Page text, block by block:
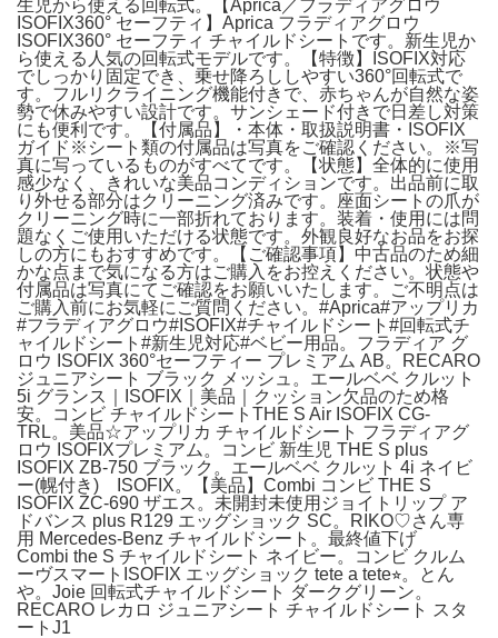
生児から使える回転式。【Aprica／フラディアグロウ
ISOFIX360° セーフティ】Aprica フラディアグロウ
ISOFIX360° セーフティ チャイルドシートです。新生児か
ら使える人気の回転式モデルです。【特徴】ISOFIX対応
でしっかり固定でき、乗せ降ろししやすい360°回転式で
す。フルリクライニング機能付きで、赤ちゃんが自然な姿
勢で休みやすい設計です。サンシェード付きで日差し対策
にも便利です。【付属品】・本体・取扱説明書・ISOFIX
ガイド※シート類の付属品は写真をご確認ください。※写
真に写っているものがすべてです。【状態】全体的に使用
感少なく、きれいな美品コンディションです。出品前に取
り外せる部分はクリーニング済みです。座面シートの爪が
クリーニング時に一部折れております。装着・使用には問
題なくご使用いただける状態です。外観良好なお品をお探
しの方にもおすすめです。【ご確認事項】中古品のため細
かな点まで気になる方はご購入をお控えください。状態や
付属品は写真にてご確認をお願いいたします。ご不明点は
ご購入前にお気軽にご質問ください。#Aprica#アップリカ
#フラディアグロウ#ISOFIX#チャイルドシート#回転式チ
ャイルドシート#新生児対応#ベビー用品。フラディア グ
ロウ ISOFIX 360°セーフティー プレミアム AB。RECARO
ジュニアシート ブラック メッシュ。エールベベ クルット
5i グランス｜ISOFIX｜美品｜クッション欠品のため格
安。コンビ チャイルドシートTHE S Air ISOFIX CG-
TRL。美品☆アップリカ チャイルドシート フラディアグ
ロウ ISOFIXプレミアム。​コンビ 新生児 THE S plus
ISOFIX ZB-750 ブラック。エールベベ クルット 4i ネイビ
ー(幌付き) ISOFIX。【美品】Combi コンビ THE S
ISOFIX ZC-690 ザエス。未開封未使用ジョイトリップ ア
ドバンス plus R129 エッグショック SC。RIKO♡さん専
用 Mercedes-Benz チャイルドシート。最終値下げ
Combi the S チャイルドシート ネイビー。コンビ クルム
ーヴスマートISOFIX エッグショック tete a tete⭐︎。とん
や。Joie 回転式チャイルドシート ダークグリーン。
RECARO レカロ ジュニアシート チャイルドシート スタ
ートJ1